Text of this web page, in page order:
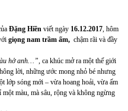
Đặng Hiền viết ngày 16.12.2017, hôm
giọng nam trầm ấm, chậm rãi và đầy
hở anh…”, ca khúc mở ra một thế giới
lời, những ước mong nhỏ bé nhưng
lớp sóng mới – vừa hoang hoải, vừa ấm
màu, mà sâu, rộng và không ngừng